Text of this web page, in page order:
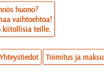
huono?
vaihtoehtoa!
kiitollisia teille.
Yhteystiedot Toimitus ja maksu